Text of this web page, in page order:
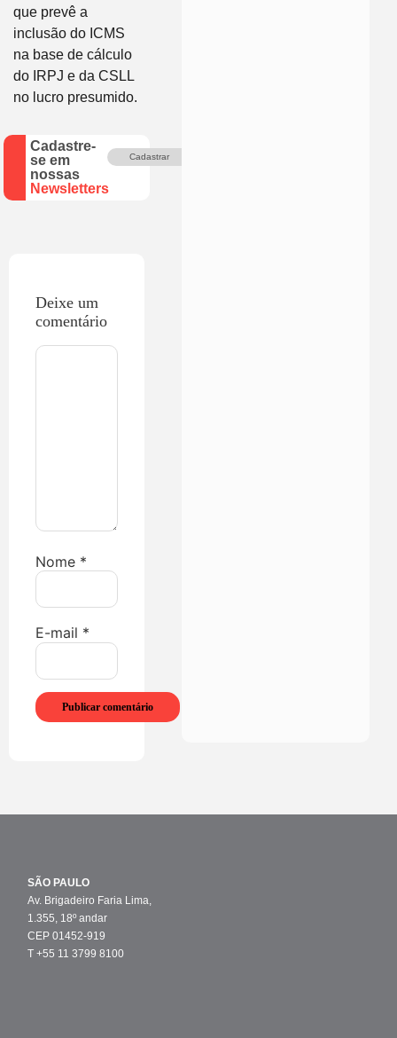
que prevê a
inclusão do ICMS
na base de cálculo
do IRPJ e da CSLL
no lucro presumido.
Cadastre-
se em
nossas
Newsletters
Cadastrar
Deixe um
comentário
Nome *
E-mail *
SÃO PAULO
Av. Brigadeiro Faria Lima,
1.355, 18º andar
CEP 01452-919
T +55 11 3799 8100